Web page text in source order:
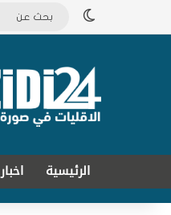
الوضع المظلم
الرئيسية اخبار